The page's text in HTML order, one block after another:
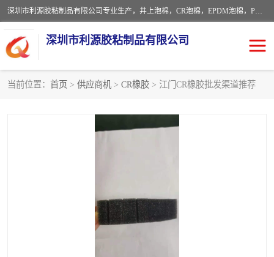
深圳市利源胶粘制品有限公司专业生产，井上泡棉，CR泡棉，EPDM泡棉，PORON泡棉厚度剖切，公差正负0.1mm，硅胶条，脚垫，异形一次成型，雕刻EVA海绵；包装材料:精密仪器、医疗器具、运输时缓冲、防震材料。建筑:住房装潢材料、房屋门窗密封；轻便、强韧性：轻便并且具有较强的韧性，良好的耐油性与耐溶剂性。隔热性：导热性低具有优越的保温性，具有的回弹性。
深圳市利源胶粘制品有限公司
当前位置： 首页 > 供应商机 > CR橡胶 > 江门CR橡胶批发渠道推荐